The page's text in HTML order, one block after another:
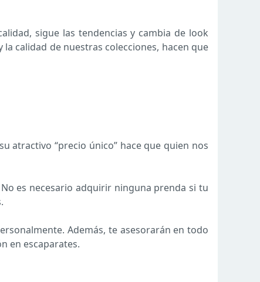
sigue las tendencias y cambia de look
calidad de nuestras colecciones, hacen que
atractivo “precio único” hace que quien nos
es necesario adquirir ninguna prenda si tu
Además, te asesorarán en todo
en escaparates.